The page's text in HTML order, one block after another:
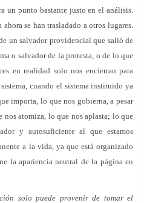
un punto bastante justo en el análisis.
se han trasladado a otros lugares.
un salvador providencial que salió de
o salvador de la protesta, o de lo que
en realidad solo nos encierran para
cuando el sistema instituido ya
importa, lo que nos gobierna, a pesar
nos atomiza, lo que nos aplasta; lo que
y autosuficiente al que estamos
a la vida, ya que está organizado
la apariencia neutral de la página en
solo puede provenir de tomar el